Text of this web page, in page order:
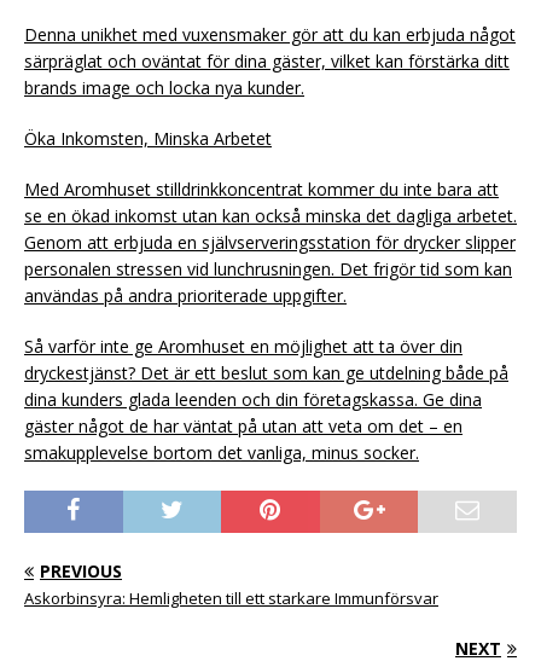
Denna unikhet med vuxensmaker gör att du kan erbjuda något
särpräglat och oväntat för dina gäster, vilket kan förstärka ditt
brands image och locka nya kunder.
Öka Inkomsten, Minska Arbetet
Med Aromhuset stilldrinkkoncentrat kommer du inte bara att
se en ökad inkomst utan kan också minska det dagliga arbetet.
Genom att erbjuda en självserveringsstation för drycker slipper
personalen stressen vid lunchrusningen. Det frigör tid som kan
användas på andra prioriterade uppgifter.
Så varför inte ge Aromhuset en möjlighet att ta över din
dryckestjänst? Det är ett beslut som kan ge utdelning både på
dina kunders glada leenden och din företagskassa. Ge dina
gäster något de har väntat på utan att veta om det – en
smakupplevelse bortom det vanliga, minus socker.
PREVIOUS
Askorbinsyra: Hemligheten till ett starkare Immunförsvar
NEXT